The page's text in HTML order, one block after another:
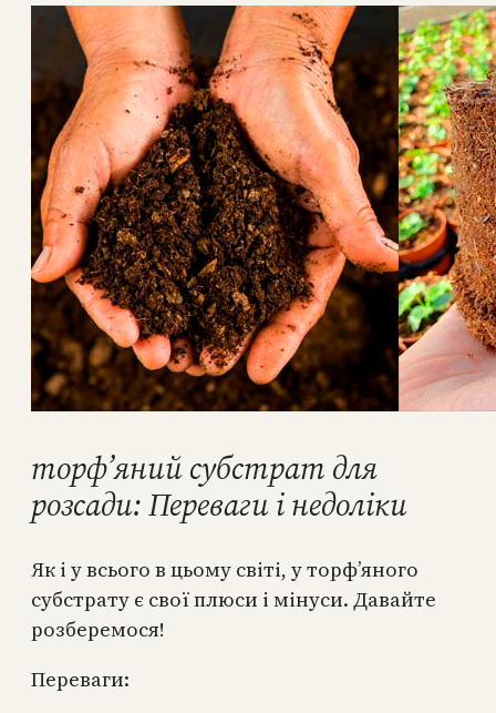
торф’яний субстрат для
розсади: Переваги і недоліки
Як і у всього в цьому світі, у торф’яного
субстрату є свої плюси і мінуси. Давайте
розберемося!
Переваги: